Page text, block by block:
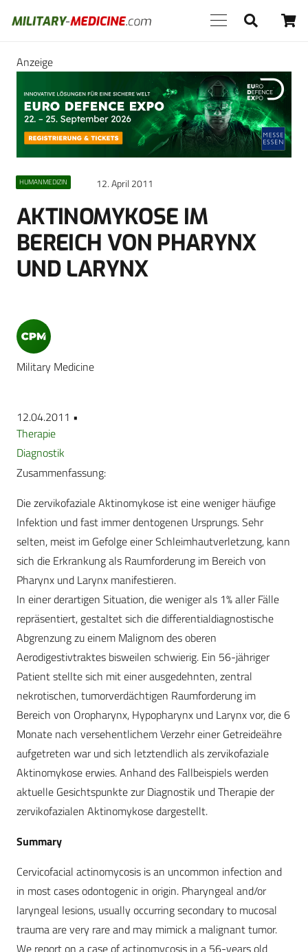
Anzeige
HUMANMEDIZIN 12. April 2011
AKTINOMYKOSE IM
BEREICH VON PHARYNX
UND LARYNX
Military Medicine
12.04.2011 •
Therapie
Diagnostik
Zusammenfassung:
Die zervikofaziale Aktinomykose ist eine weniger häufige
Infektion und fast immer dentogenen Ursprungs. Sehr
selten, meist im Gefolge einer Schleimhautverletzung, kann
sich die Erkrankung als Raumforderung im Bereich von
Pharynx und Larynx manifestieren.
In einer derartigen Situation, die weniger als 1% aller Fälle
repräsentiert, gestaltet sich die differentialdiagnostische
Abgrenzung zu einem Malignom des oberen
Aerodigestivtraktes bisweilen schwierig. Ein 56-jähriger
Patient stellte sich mit einer ausgedehnten, zentral
nekrotischen, tumorverdächtigen Raumforderung im
Bereich von Oropharynx, Hypopharynx und Larynx vor, die 6
Monate nach versehentlichem Verzehr einer Getreideähre
aufgetreten war und sich letztendlich als zervikofaziale
Aktinomykose erwies. Anhand des Fallbeispiels werden
aktuelle Gesichtspunkte zur Diagnostik und Therapie der
zervikofazialen Aktinomykose dargestellt.
Summary
Cervicofacial actinomycosis is an uncommon infection and
in most cases odontogenic in origin. Pharyngeal and/or
laryngeal lesions, usually occurring secondary to mucosal
trauma are very rare and may mimick a malignant tumor.
We report on a case of actinomycosis in a 56-years old